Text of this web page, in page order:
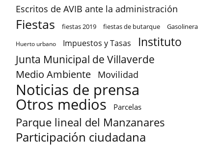
Escritos de AVIB ante la administración
Fiestas fiestas 2019 fiestas de butarque Gasolinera
Huerto urbano Impuestos y Tasas Instituto
Junta Municipal de Villaverde
Medio Ambiente Movilidad
Noticias de prensa
Otros medios Parcelas
Parque lineal del Manzanares
Participación ciudadana